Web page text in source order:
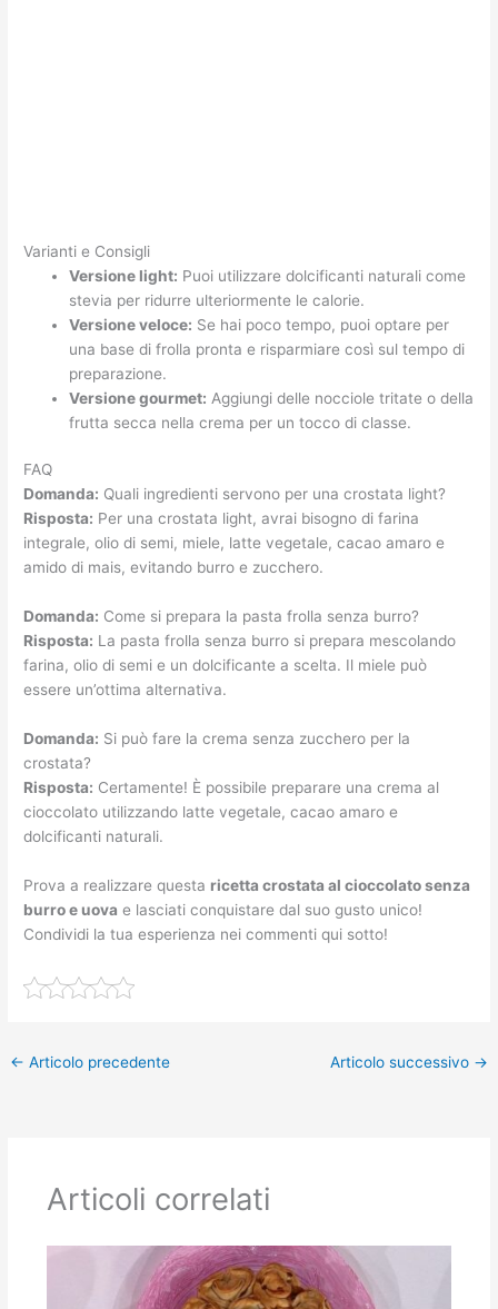
Varianti e Consigli
Versione light: Puoi utilizzare dolcificanti naturali come
stevia per ridurre ulteriormente le calorie.
Versione veloce: Se hai poco tempo, puoi optare per
una base di frolla pronta e risparmiare così sul tempo di
preparazione.
Versione gourmet: Aggiungi delle nocciole tritate o della
frutta secca nella crema per un tocco di classe.
FAQ
Domanda: Quali ingredienti servono per una crostata light?
Risposta: Per una crostata light, avrai bisogno di farina
integrale, olio di semi, miele, latte vegetale, cacao amaro e
amido di mais, evitando burro e zucchero.
Domanda: Come si prepara la pasta frolla senza burro?
Risposta: La pasta frolla senza burro si prepara mescolando
farina, olio di semi e un dolcificante a scelta. Il miele può
essere un’ottima alternativa.
Domanda: Si può fare la crema senza zucchero per la
crostata?
Risposta: Certamente! È possibile preparare una crema al
cioccolato utilizzando latte vegetale, cacao amaro e
dolcificanti naturali.
Prova a realizzare questa ricetta crostata al cioccolato senza
burro e uova e lasciati conquistare dal suo gusto unico!
Condividi la tua esperienza nei commenti qui sotto!
← Articolo precedente Articolo successivo →
Articoli correlati